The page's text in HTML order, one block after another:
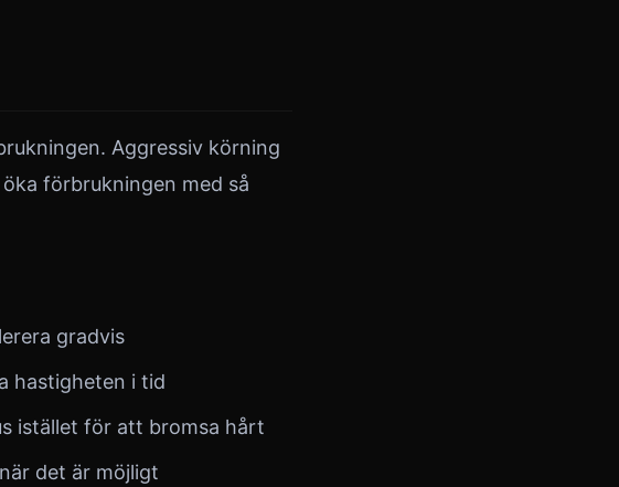
Aggressiv körning
förbrukningen med så
gradvis
hastigheten i tid
istället för att bromsa hårt
det är möjligt